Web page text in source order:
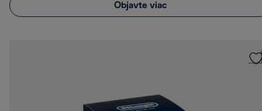
Objavte viac